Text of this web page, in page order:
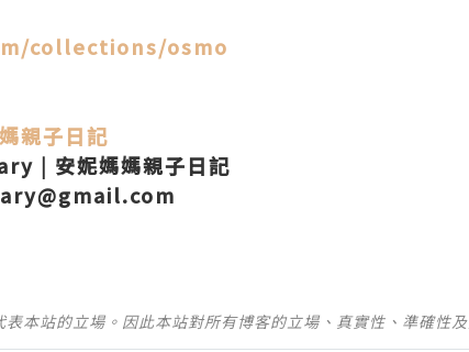
collections/osmo
親子日記
| 安妮媽媽親子日記
本站的立場。因此本站對所有博客的立場、真實性、準確性